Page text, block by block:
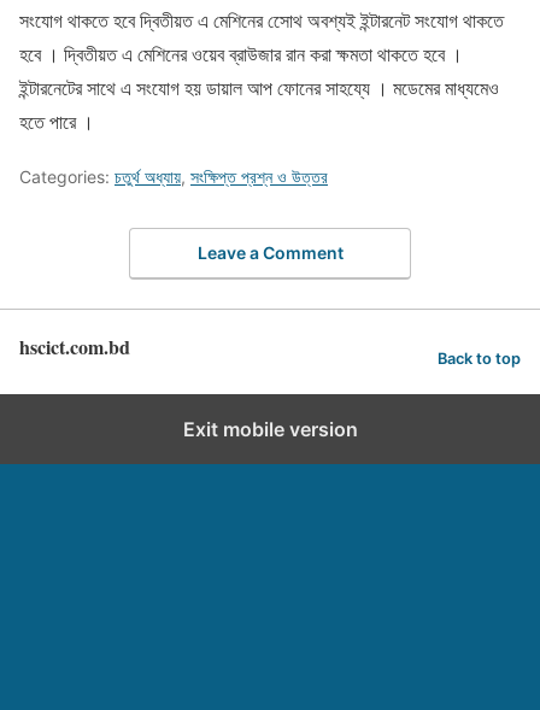
সংযোগ থাকতে হবে দ্বিতীয়ত এ মেশিনের সােেথ অবশ্যই ইন্টারনেট সংযোগ থাকতে
হবে । দ্বিতীয়ত এ মেশিনের ওয়েব ব্রাউজার রান করা ক্ষমতা থাকতে হবে ।
ইন্টারনেটের সাথে এ সংযোগ হয় ডায়াল আপ ফোনের সাহয্যে । মডেমের মাধ্যমেও
হতে পারে ।
Categories: চতুর্থ অধ্যায়, সংক্ষিপ্ত প্রশ্ন ও উত্তর
Leave a Comment
hscict.com.bd Back to top
Exit mobile version